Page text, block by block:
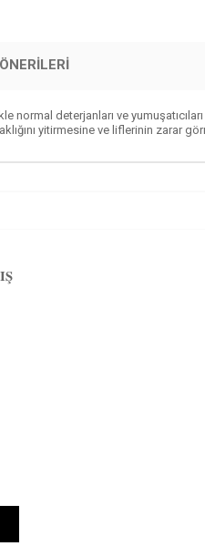
deterjanları ve yumuşatıcıları
yitirmesine ve liflerinin zarar